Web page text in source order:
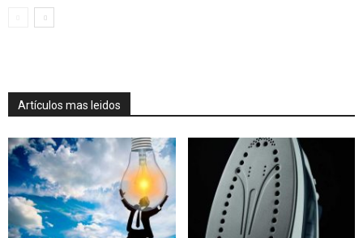
Artículos mas leidos